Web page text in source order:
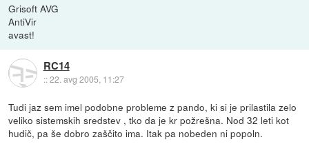
Grisoft AVG
AntiVir
avast!
RC14
::22. avg 2005, 11:27
Tudi jaz sem imel podobne probleme z pando, ki si je prilastila zelo
veliko sistemskih sredstev , tko da je kr požrešna. Nod 32 leti kot
hudič, pa še dobro zaščito ima. Itak pa nobeden ni popoln.